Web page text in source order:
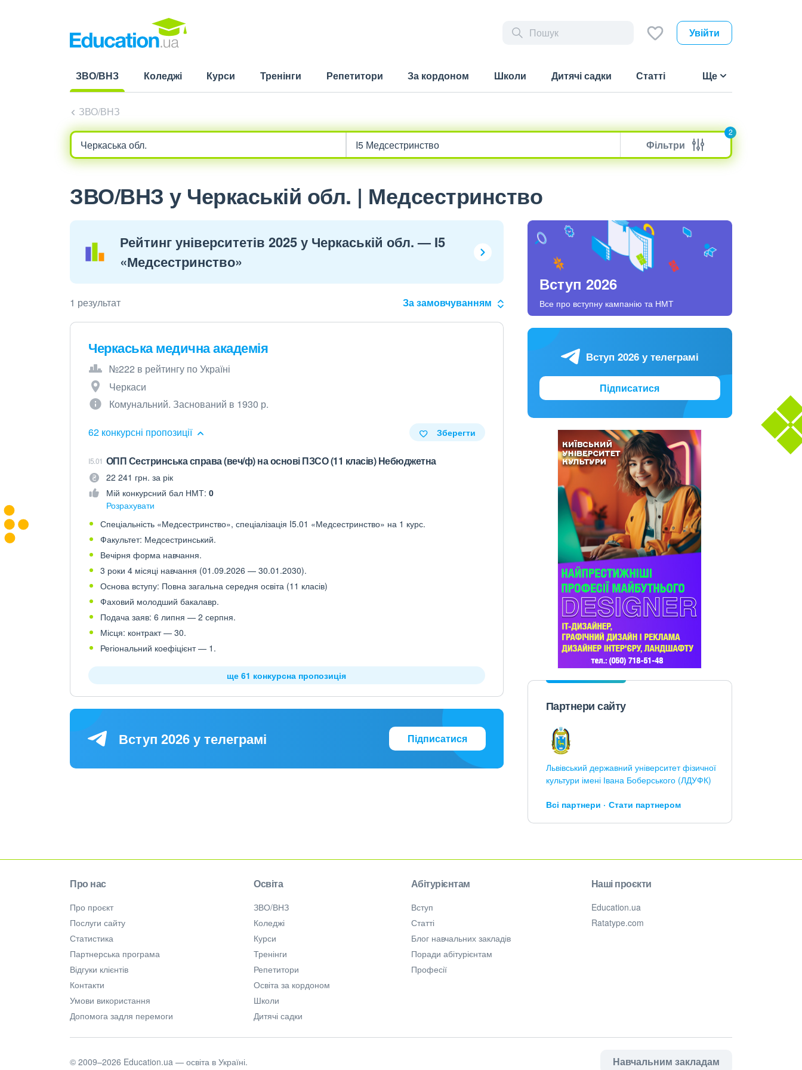
Увійти
ЗВО/ВНЗ
Коледжі Курси Тренінги Репетитори За кордоном Школи Дитячі садки Статті Ще
ЗВО/ВНЗ
Фільтри
2
ЗВО/ВНЗ у Черкаській обл. | Медсестринство
Рейтинг університетів 2025 у Черкаській обл. — I5
«Медсестринство»
1 результат За замовчуванням
Черкаська медична академія
№222 в рейтингу по Україні
Черкаси
Комунальний. Заснований в 1930 р.
62 конкурсні пропозиції Зберегти
I5.01 ОПП Сестринська справа (веч/ф) на основі ПЗСО (11 класів) Небюджетна
22 241 грн. за рік
Мій конкурсний бал НМТ: 0
Розрахувати
Спеціальність «Медсестринство», спеціалізація I5.01 «Медсестринство» на 1 курс.
Факультет: Медсестринський.
Вечірня форма навчання.
3 роки 4 місяці навчання (01.09.2026 — 30.01.2030).
Основа вступу: Повна загальна середня освіта (11 класів)
Фаховий молодший бакалавр.
Подача заяв: 6 липня — 2 серпня.
Місця: контракт — 30.
Регіональний коефіцієнт — 1.
ще 61 конкурсна пропозиція
Вступ 2026 у телеграмі Підписатися
Вступ 2026
Все про вступну кампанію та НМТ
Вступ 2026 у телеграмі
Підписатися
Партнери сайту
Львівський державний університет фізичної
культури імені Івана Боберського (ЛДУФК)
Всі партнери Стати партнером
Про нас
Про проєкт
Послуги сайту
Статистика
Партнерська програма
Відгуки клієнтів
Контакти
Умови використання
Допомога задля перемоги
Освіта
ЗВО/ВНЗ
Коледжі
Курси
Тренінги
Репетитори
Освіта за кордоном
Школи
Дитячі садки
Абітурієнтам
Вступ
Статті
Блог навчальних закладів
Поради абітурієнтам
Професії
Наші проєкти
Education.ua
Ratatype.com
Навчальним закладам
© 2009–2026 Education.ua — освіта в Україні.